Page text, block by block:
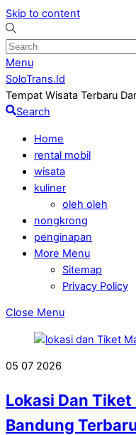
Skip to content
Menu
SoloTrans.Id
Tempat Wisata Terbaru
Search
Home
rental mobil
wisata
kuliner
oleh oleh
nongkrong
penginapan
More Menu
Sitemap
Privacy Policy
Close Menu
05 07 2026
Lokasi Dan
Bandung